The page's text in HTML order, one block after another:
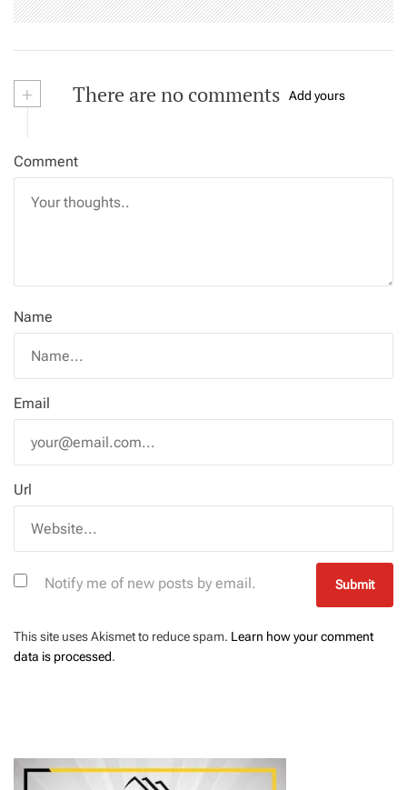
+ There are no comments Add yours
Comment
Name
Email
Url
Notify me of new posts by email.
This site uses Akismet to reduce spam. Learn how your comment
data is processed.